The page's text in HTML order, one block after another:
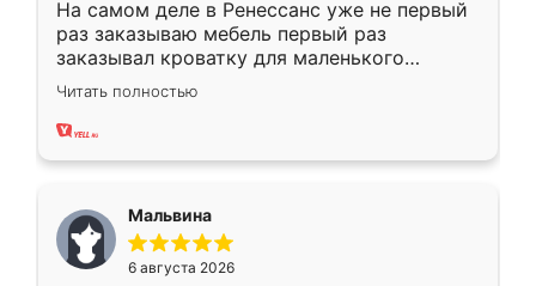
На самом деле в Ренессанс уже не первый
раз заказываю мебель первый раз
заказывал кроватку для маленького
ребёнка при его рождении ,во второй раз
заказал шкаф-купе. По качеству очень
хорошее сборка достаточно быстрая,
меньше, здесь же он более разнообразный.
Мне нравится ,если что-то потребуется из
мебели буду заказывать только здесь.
Читать полностью
Мальвина
6 августа 2026